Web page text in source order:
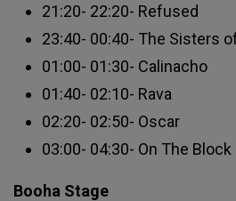
21:20- 22:20- Refused
23:40- 00:40- The Sisters
01:00- 01:30- Calinacho
01:40- 02:10- Rava
02:20- 02:50- Oscar
03:00- 04:30- On The Block
Booha Stage